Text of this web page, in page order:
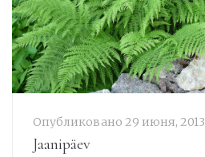
Опубликовано 29 июня, 2013
Jaanipäev